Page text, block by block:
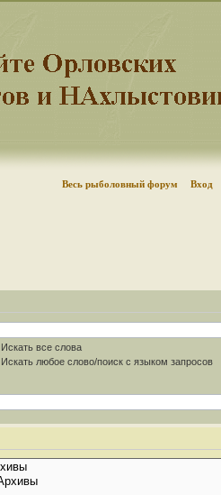
Весь рыболовный форум Вход
Искать все слова
Искать любое слово/поиск с языком запросов